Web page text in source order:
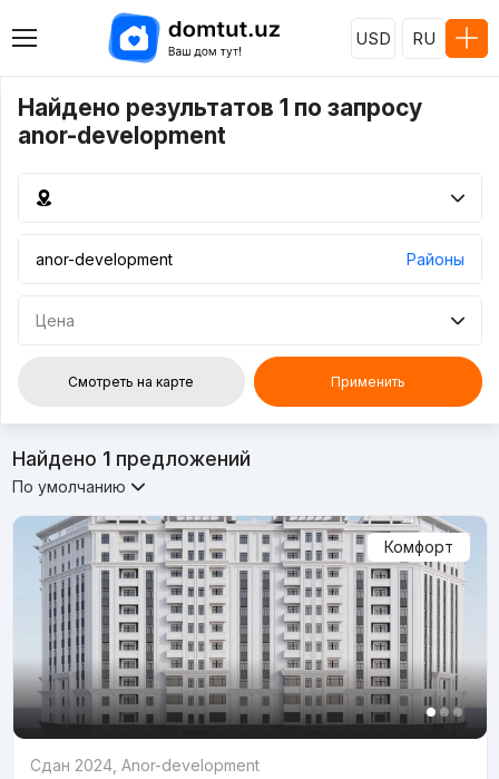
USD RU
Найдено результатов 1 по запросу
anor-development
Районы
Цена
Смотреть на карте Применить
Найдено 1предложений
По умолчанию
Комфорт
Сдан 2024, Anor-development